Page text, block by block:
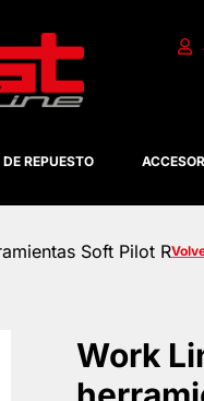
REPUESTO
Soft Pilot R
Work